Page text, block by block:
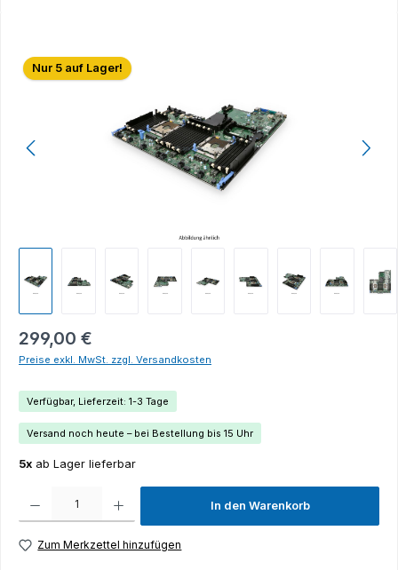
Bildergalerie überspringen
Nur 5 auf Lager!
299,00 €
Preise exkl. MwSt. zzgl. Versandkosten
Verfügbar, Lieferzeit: 1-3 Tage
Versand noch heute – bei Bestellung bis 15 Uhr
5x ab Lager lieferbar
Produkt Anzahl: Gib den gewünschten Wert ein oder benutze die Schaltflächen um die
In den Warenkorb
Zum Merkzettel hinzufügen